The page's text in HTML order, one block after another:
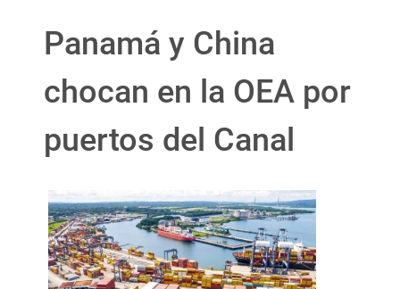
Panamá y China
chocan en la OEA por
puertos del Canal